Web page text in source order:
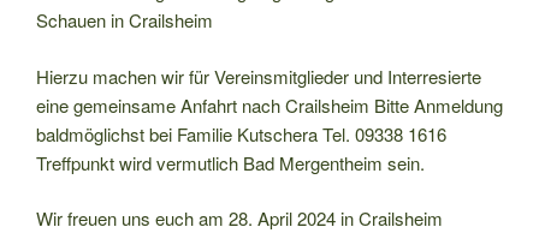
Schauen in Crailsheim
Hierzu machen wir für Vereinsmitglieder und Interresierte
eine gemeinsame Anfahrt nach Crailsheim Bitte Anmeldung
baldmöglichst bei Familie Kutschera Tel. 09338 1616
Treffpunkt wird vermutlich Bad Mergentheim sein.
Wir freuen uns euch am 28. April 2024 in Crailsheim